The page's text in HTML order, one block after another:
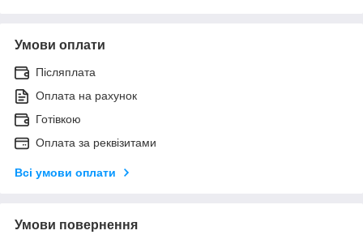
Умови оплати
Післяплата
Оплата на рахунок
Готівкою
Оплата за реквізитами
Всі умови оплати
Умови повернення